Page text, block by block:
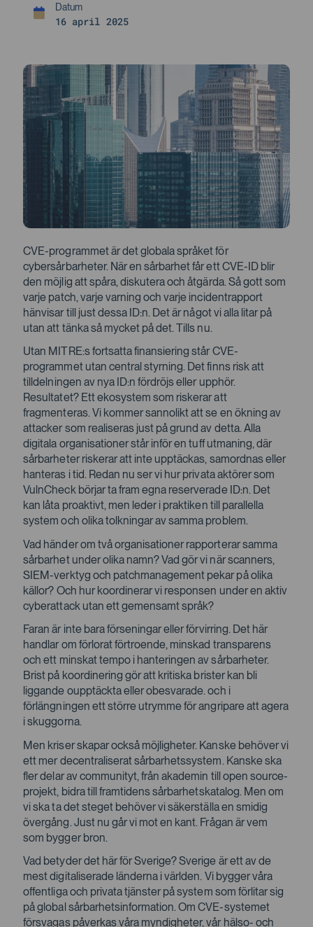
16 april 2025
CVE-programmet är det globala språket för
cybersårbarheter. När en sårbarhet får ett CVE-ID blir
den möjlig att spåra, diskutera och åtgärda. Så gott som
varje patch, varje varning och varje incidentrapport
hänvisar till just dessa ID:n. Det är något vi alla litar på
utan att tänka så mycket på det. Tills nu.
Utan MITRE:s fortsatta finansiering står CVE-
programmet utan central styrning. Det finns risk att
tilldelningen av nya ID:n fördröjs eller upphör.
Resultatet? Ett ekosystem som riskerar att
fragmenteras. Vi kommer sannolikt att se en ökning av
attacker som realiseras just på grund av detta. Alla
digitala organisationer står inför en tuff utmaning, där
sårbarheter riskerar att inte upptäckas, samordnas eller
hanteras i tid. Redan nu ser vi hur privata aktörer som
VulnCheck börjar ta fram egna reserverade ID:n. Det
kan låta proaktivt, men leder i praktiken till parallella
system och olika tolkningar av samma problem.
Vad händer om två organisationer rapporterar samma
sårbarhet under olika namn? Vad gör vi när scanners,
SIEM-verktyg och patchmanagement pekar på olika
källor? Och hur koordinerar vi responsen under en aktiv
cyberattack utan ett gemensamt språk?
Faran är inte bara förseningar eller förvirring. Det här
handlar om förlorat förtroende, minskad transparens
och ett minskat tempo i hanteringen av sårbarheter.
Brist på koordinering gör att kritiska brister kan bli
liggande oupptäckta eller obesvarade. och i
förlängningen ett större utrymme för angripare att agera
i skuggorna.
Men kriser skapar också möjligheter. Kanske behöver vi
ett mer decentraliserat sårbarhetssystem. Kanske ska
fler delar av communityt, från akademin till open source-
projekt, bidra till framtidens sårbarhetskatalog. Men om
vi ska ta det steget behöver vi säkerställa en smidig
övergång. Just nu går vi mot en kant. Frågan är vem
som bygger bron.
Vad betyder det här för Sverige? Sverige är ett av de
mest digitaliserade länderna i världen. Vi bygger våra
offentliga och privata tjänster på system som förlitar sig
på global sårbarhetsinformation. Om CVE-systemet
försvagas påverkas våra myndigheter, vår hälso- och